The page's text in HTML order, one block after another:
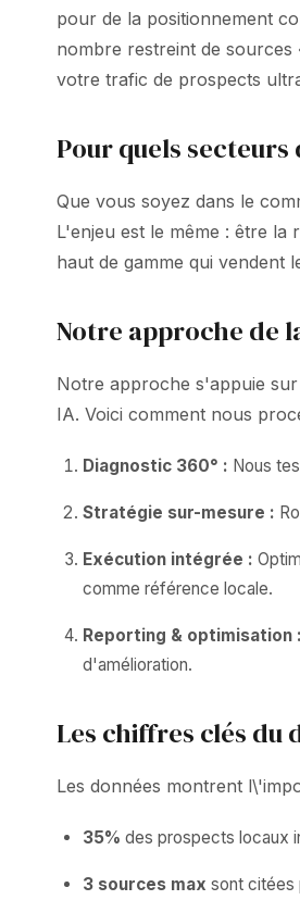
pour de la positionnement
nombre restreint de sources
votre trafic de prospects
Pour quels
Que vous soyez dans le
L'enjeu est le même : être la
haut de gamme qui vendent
Notre approche de
Notre approche s'appuie
IA. Voici comment nous
Diagnostic 360° : Nous
Stratégie sur-mesure :
Exécution intégrée :
comme référence locale.
Reporting & optimisation :
d'amélioration.
Les chiffres clés du
Les données montrent
35% des prospects locaux
3 sources max sont citées